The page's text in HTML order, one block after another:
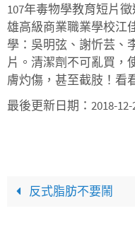
107年毒物學教育短片
雄高級商業職業學校江
學：吳明弦、謝忻芸、
片。清潔劑不可亂買，
膚灼傷，甚至截肢！看
最後更新日期：2018-12-
反式脂肪不要鬧